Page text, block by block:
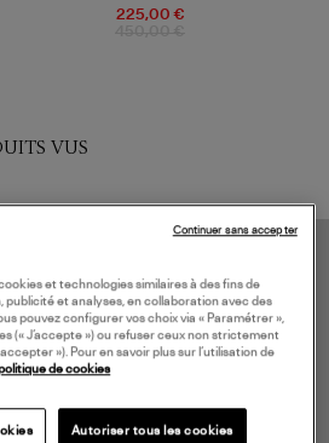
225,00 €
VUS
et technologies similaires à des fins de
publicité et analyses, en collaboration avec des
pouvez configurer vos choix via « Paramétrer »,
(« J’accepte ») ou refuser ceux non strictement
»). Pour en savoir plus sur l’utilisation de
de cookies
Autoriser tous les cookies
Continuer sans accepter